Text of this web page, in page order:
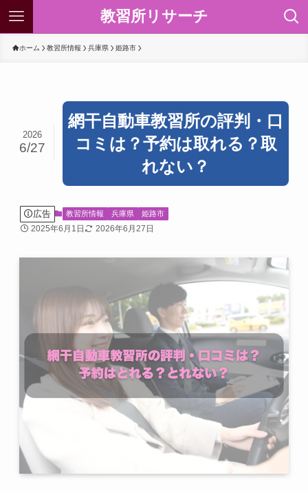
教習所リサーチ
ホーム 教習所情報 兵庫県 姫路市
網干自動車教習所の評判・口
コミは？予約は取れる？取
れない？
2026
6/27
広告 教習所情報 兵庫県 姫路市
2025年6月1日 2026年6月27日